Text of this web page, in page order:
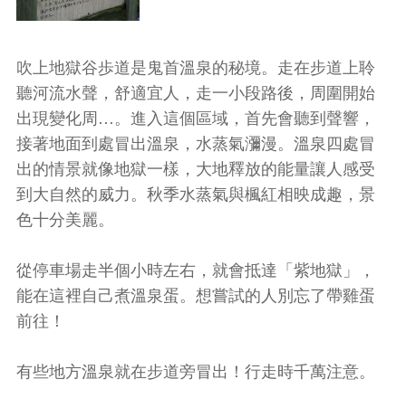
吹上地獄谷歩道是鬼首溫泉的秘境。走在步道上聆
聽河流水聲，舒適宜人，走一小段路後，周圍開始
出現變化周…。進入這個區域，首先會聽到聲響，
接著地面到處冒出溫泉，水蒸氣瀰漫。溫泉四處冒
出的情景就像地獄一樣，大地釋放的能量讓人感受
到大自然的威力。秋季水蒸氣與楓紅相映成趣，景
色十分美麗。
從停車場走半個小時左右，就會抵達「紫地獄」，
能在這裡自己煮溫泉蛋。想嘗試的人別忘了帶雞蛋
前往！
有些地方溫泉就在步道旁冒出！行走時千萬注意。